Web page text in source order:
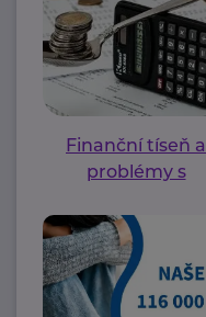
Finanční tíseň a
problémy s